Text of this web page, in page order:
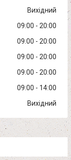
Вихідний
09:00
20:00
09:00
20:00
09:00
20:00
09:00
20:00
09:00
14:00
Вихідний